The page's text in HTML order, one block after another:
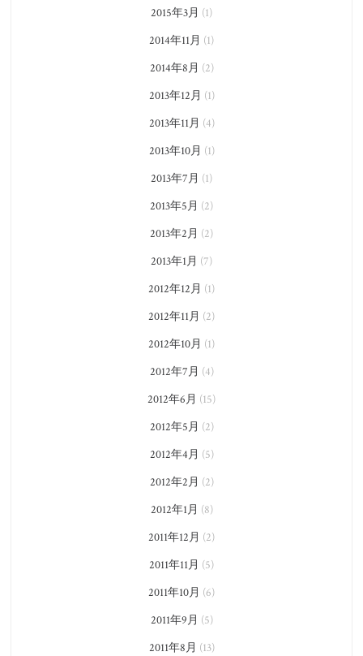
2015年3月 (1)
2014年11月 (1)
2014年8月 (2)
2013年12月 (1)
2013年11月 (4)
2013年10月 (1)
2013年7月 (1)
2013年5月 (2)
2013年2月 (2)
2013年1月 (7)
2012年12月 (1)
2012年11月 (2)
2012年10月 (1)
2012年7月 (4)
2012年6月 (15)
2012年5月 (2)
2012年4月 (5)
2012年2月 (2)
2012年1月 (8)
2011年12月 (2)
2011年11月 (5)
2011年10月 (6)
2011年9月 (5)
2011年8月 (13)